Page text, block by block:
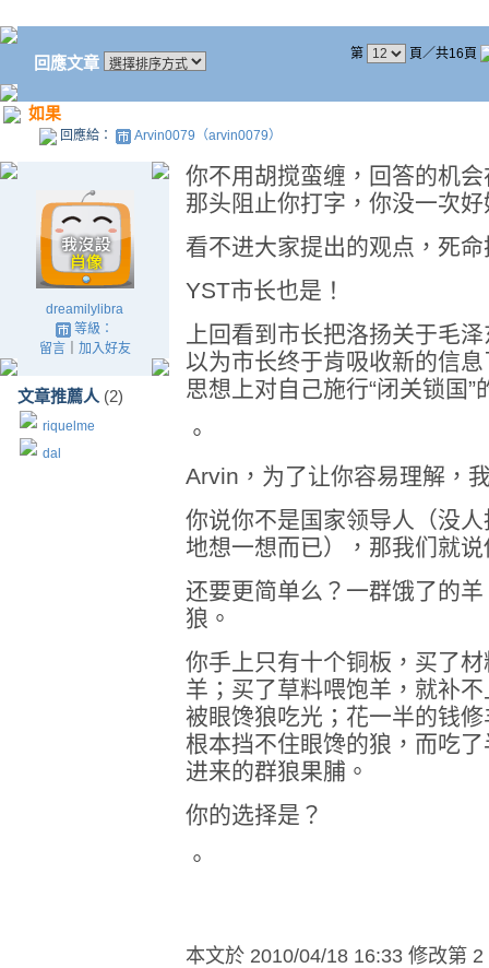
回應文章 第 頁／共16頁
如果
回應給： Arvin0079（arvin0079）
dreamilylibra
等級：
留言｜ 加入好友
文章推薦人 (2)
riquelme
dal
你不用胡搅蛮缠，回答的机
那头阻止你打字，你没一次
看不进大家提出的观点，死
YST市长也是！
上回看到市长把洛扬关于毛
以为市长终于肯吸收新的信
思想上对自己施行“闭关锁国”
。
Arvin，为了让你容易理解，
你说你不是国家领导人（没
地想一想而已），那我们就
还要更简单么？一群饿了的
狼。
你手上只有十个铜板，买了
羊；买了草料喂饱羊，就补
被眼馋狼吃光；花一半的钱
根本挡不住眼馋的狼，而吃
进来的群狼果脯。
你的选择是？
。
本文於 2010/04/18 16:33 修改第 2